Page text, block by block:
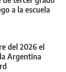
a la escuela
del 2026 el
Argentina